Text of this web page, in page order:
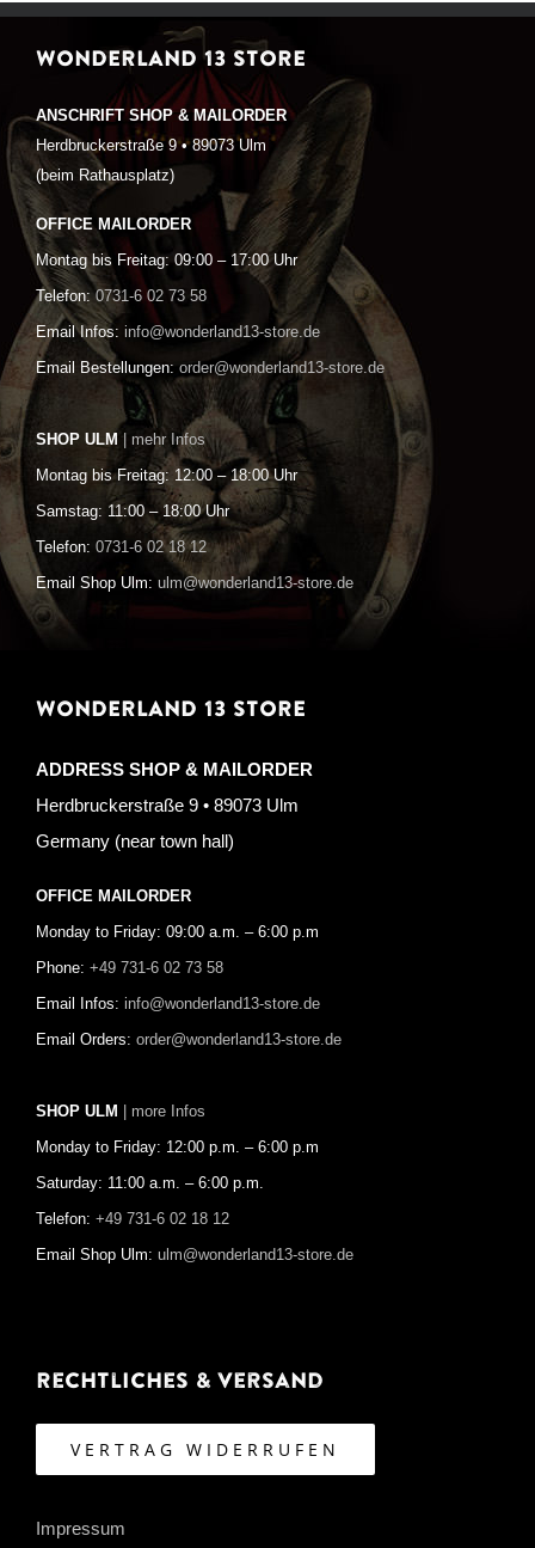
WONDERLAND 13 STORE
ANSCHRIFT SHOP & MAILORDER
Herdbruckerstraße 9 • 89073 Ulm
(beim Rathausplatz)
OFFICE MAILORDER
Montag bis Freitag: 09:00 – 17:00 Uhr
Telefon: 0731-6 02 73 58
Email Infos: info@wonderland13-store.de
Email Bestellungen: order@wonderland13-store.de
SHOP ULM | mehr Infos
Montag bis Freitag: 12:00 – 18:00 Uhr
Samstag: 11:00 – 18:00 Uhr
Telefon: 0731-6 02 18 12
Email Shop Ulm: ulm@wonderland13-store.de
WONDERLAND 13 STORE
ADDRESS SHOP & MAILORDER
Herdbruckerstraße 9 • 89073 Ulm
Germany (near town hall)
OFFICE MAILORDER
Monday to Friday: 09:00 a.m. – 6:00 p.m
Phone: +49 731-6 02 73 58
Email Infos: info@wonderland13-store.de
Email Orders: order@wonderland13-store.de
SHOP ULM | more Infos
Monday to Friday: 12:00 p.m. – 6:00 p.m
Saturday: 11:00 a.m. – 6:00 p.m.
Telefon: +49 731-6 02 18 12
Email Shop Ulm: ulm@wonderland13-store.de
Rechtliches & Versand
VERTRAG WIDERRUFEN
Impressum